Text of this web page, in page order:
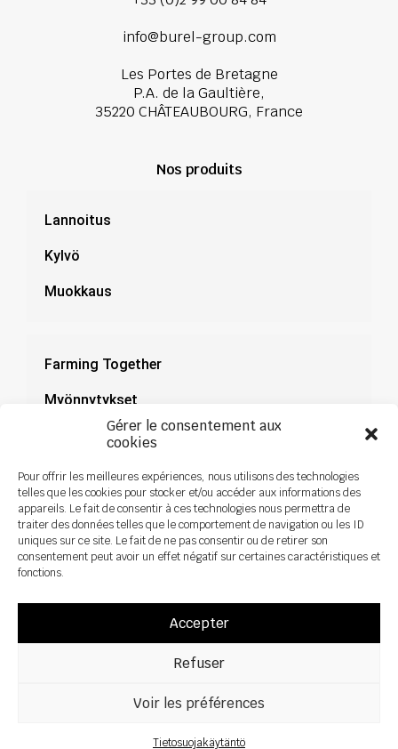
Gérer le consentement aux
cookies
Pour offrir les meilleures expériences, nous utilisons des technologies
telles que les cookies pour stocker et/ou accéder aux informations des
appareils. Le fait de consentir à ces technologies nous permettra de
traiter des données telles que le comportement de navigation ou les ID
uniques sur ce site. Le fait de ne pas consentir ou de retirer son
consentement peut avoir un effet négatif sur certaines caractéristiques et
fonctions.
Accepter
Refuser
Voir les préférences
Tietosuojakäytäntö
info@burel-group.com
Les Portes de Bretagne
P.A. de la Gaultière,
35220 CHÂTEAUBOURG, France
Nos produits
Lannoitus
Kylvö
Muokkaus
Farming Together
Myönnytykset
Dokumentaatio
Uutiset
Tietosuojakäytäntö